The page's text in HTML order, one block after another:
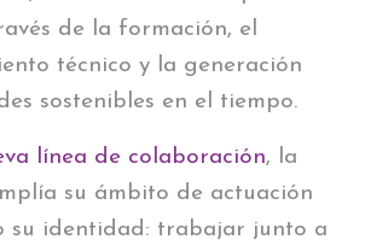
de la formación, el
técnico y la generación
sostenibles en el tiempo.
línea de colaboración, la
su ámbito de actuación
su identidad: trabajar junto a